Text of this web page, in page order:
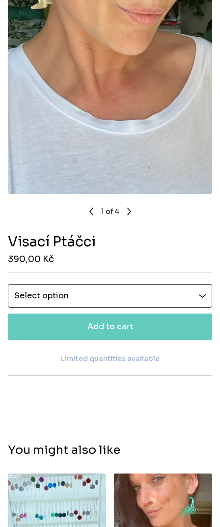
1 of 4
Visací Ptáčci
390,00 Kč
Add to cart
View cart
Limited quantities available
You might also like